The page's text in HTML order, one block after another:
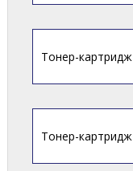
Тонер-
Тонер-